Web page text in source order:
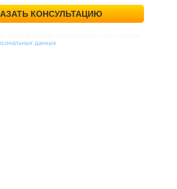
КОНСУЛЬТАЦИЮ
данных